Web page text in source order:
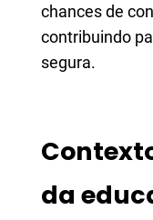
chances de
contribuindo
segura.
da